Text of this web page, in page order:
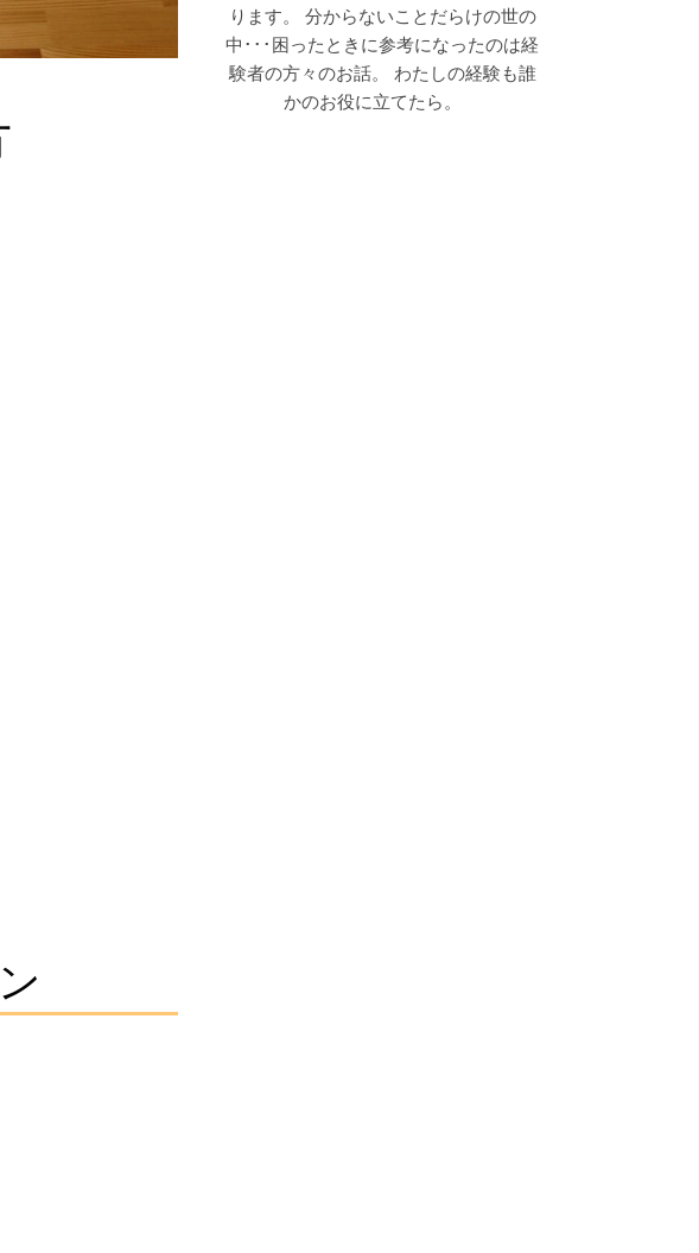
ります。 分からないことだらけの世の
中･･･困ったときに参考になったのは経
験者の方々のお話。 わたしの経験も誰
かのお役に立てたら。